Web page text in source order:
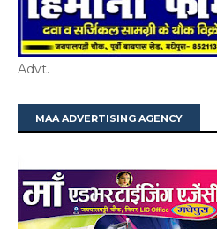
Advt.
MAA ADVERTISING AGENCY